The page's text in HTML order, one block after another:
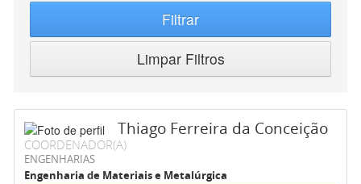
Filtrar
Limpar Filtros
Thiago Ferreira da Conceição
COORDENADOR(A)
ENGENHARIAS
Engenharia de Materiais e Metalúrgica